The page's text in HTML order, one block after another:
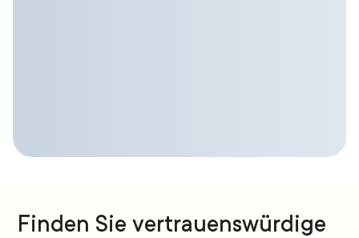
Finden Sie vertrauenswürdige